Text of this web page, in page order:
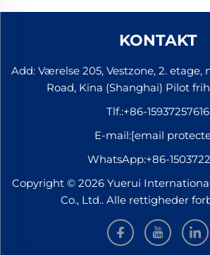
KONTAKT
Add: Værelse 205, Vestzone, 2. etage,
Road, Kina (Shanghai) Pilot
Tlf.:+86-15937257616
E-mail:[email
WhatsApp:+86-
Copyright © 2026 Yuerui
Co., Ltd.. Alle rettigheder